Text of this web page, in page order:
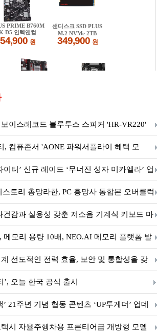
이스레코드 블루투스 스피커 'HR-VR220'
, 컴퓨존서 'AONE 파워서플라이 혜택 모
이터’ 신규 레이드 ‘무너진 성자 미카엘라’ 업
스토리 총망라한, PC 흥망사 통합본 오버클럭
건감과 실용성 갖춘 저소음 기계식 키보드 마
시
메모리 용량 10배, NEO.AI 메모리 플랫폼 발
선도적인 전력 효율, 보안 및 통합성을 갖
LE SoC ‘BG2B’ 공개
’, 오늘 한국 공식 출시
’ 21주년 기념 협동 콘텐츠 ‘UP투게더’ 업데
시 자율주행차용 프론티어급 개방형 모델